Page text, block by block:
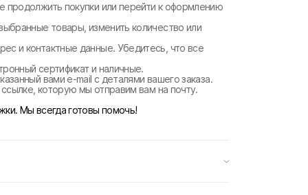
продолжить покупки или перейти к оформлению
товары, изменить количество или
и контактные данные. Убедитесь, что все
сертификат и наличные.
вами e-mail с деталями вашего заказа.
которую мы отправим вам на почту.
Мы всегда готовы помочь!